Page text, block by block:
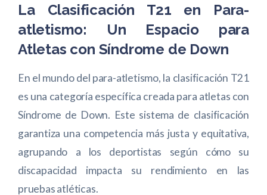
La Clasificación T21 en Para-
atletismo: Un Espacio para
Atletas con Síndrome de Down
En el mundo del para-atletismo, la clasificación T21
es una categoría específica creada para atletas con
Síndrome de Down. Este sistema de clasificación
garantiza una competencia más justa y equitativa,
agrupando a los deportistas según cómo su
discapacidad impacta su rendimiento en las
pruebas atléticas.